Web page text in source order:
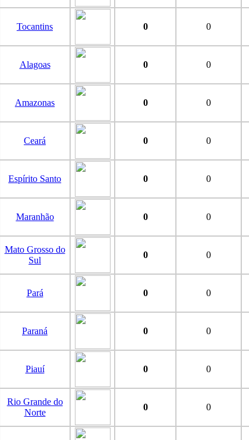
Tocantins 0 0
Alagoas 0 0
Amazonas 0 0
Ceará 0 0
Espírito Santo 0 0
Maranhão 0 0
Mato Grosso do
Sul
0 0
Pará 0 0
Paraná 0 0
Piauí 0 0
Rio Grande do
Norte
0 0